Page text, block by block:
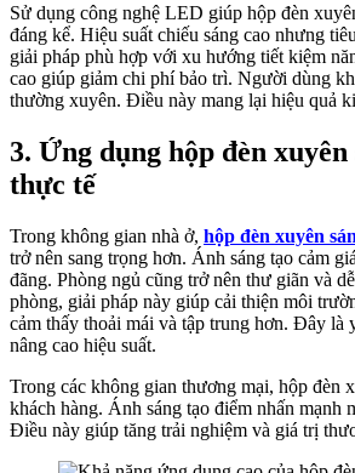
Sử dụng công nghệ LED giúp hộp đèn
đáng kể. Hiệu suất chiếu sáng cao nhưng
giải pháp phù hợp với xu hướng tiết kiệm
cao giúp giảm chi phí bảo trì. Người dùng
thường xuyên. Điều này mang lại hiệu quả
3. Ứng dụng hộp đèn
thực tế
Trong không gian nhà ở, hộp đèn xuyên
trở nên sang trọng hơn. Ánh sáng tạo cảm
đãng. Phòng ngủ cũng trở nên thư giãn và
phòng, giải pháp này giúp cải thiện môi
cảm thấy thoải mái và tập trung hơn. Đây là
nâng cao hiệu suất.
Trong các không gian thương mại, hộp đèn
khách hàng. Ánh sáng tạo điểm nhấn mạnh
Điều này giúp tăng trải nghiệm và giá trị